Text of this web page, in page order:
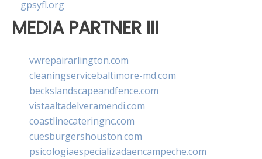
gpsyfl.org
MEDIA PARTNER III
vwrepairarlington.com
cleaningservicebaltimore-md.com
beckslandscapeandfence.com
vistaaltadelveramendi.com
coastlinecateringnc.com
cuesburgershouston.com
psicologiaespecializadaencampeche.com